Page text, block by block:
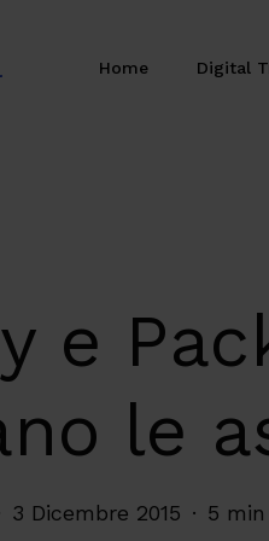
Home Digital
e
le
3 Dicembre 2015 5